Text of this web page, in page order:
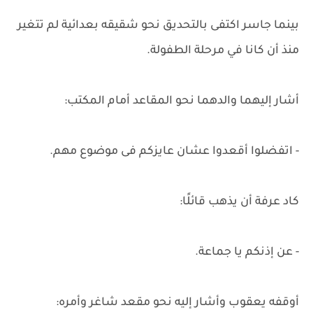
بينما جاسر اكتفى بالتحديق نحو شقيقه بعدائية لم تتغير
منذ أن كانا في مرحلة الطفولة.
أشار إليهما والدهما نحو المقاعد أمام المكتب:
- اتفضلوا أقعدوا عشان عايزكم فى موضوع مهم.
كاد عرفة أن يذهب قائلًا:
- عن إذنكم يا جماعة.
أوقفه يعقوب وأشار إليه نحو مقعد شاغر وأمره: